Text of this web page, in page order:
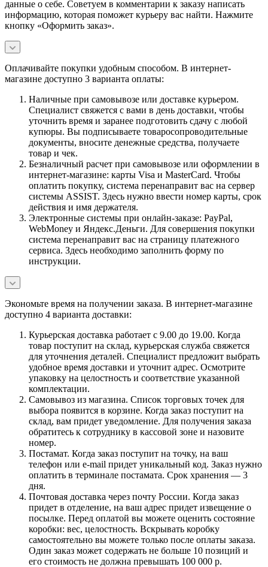
данные о себе. Советуем в комментарии к заказу написать
информацию, которая поможет курьеру вас найти. Нажмите
кнопку «Оформить заказ».
Оплачивайте покупки удобным способом. В интернет-
магазине доступно 3 варианта оплаты:
Наличные при самовывозе или доставке курьером.
Специалист свяжется с вами в день доставки, чтобы
уточнить время и заранее подготовить сдачу с любой
купюры. Вы подписываете товаросопроводительные
документы, вносите денежные средства, получаете
товар и чек.
Безналичный расчет при самовывозе или оформлении в
интернет-магазине: карты Visa и MasterCard. Чтобы
оплатить покупку, система перенаправит вас на сервер
системы ASSIST. Здесь нужно ввести номер карты, срок
действия и имя держателя.
Электронные системы при онлайн-заказе: PayPal,
WebMoney и Яндекс.Деньги. Для совершения покупки
система перенаправит вас на страницу платежного
сервиса. Здесь необходимо заполнить форму по
инструкции.
Экономьте время на получении заказа. В интернет-магазине
доступно 4 варианта доставки:
Курьерская доставка работает с 9.00 до 19.00. Когда
товар поступит на склад, курьерская служба свяжется
для уточнения деталей. Специалист предложит выбрать
удобное время доставки и уточнит адрес. Осмотрите
упаковку на целостность и соответствие указанной
комплектации.
Самовывоз из магазина. Список торговых точек для
выбора появится в корзине. Когда заказ поступит на
склад, вам придет уведомление. Для получения заказа
обратитесь к сотруднику в кассовой зоне и назовите
номер.
Постамат. Когда заказ поступит на точку, на ваш
телефон или e-mail придет уникальный код. Заказ нужно
оплатить в терминале постамата. Срок хранения — 3
дня.
Почтовая доставка через почту России. Когда заказ
придет в отделение, на ваш адрес придет извещение о
посылке. Перед оплатой вы можете оценить состояние
коробки: вес, целостность. Вскрывать коробку
самостоятельно вы можете только после оплаты заказа.
Один заказ может содержать не больше 10 позиций и
его стоимость не должна превышать 100 000 р.